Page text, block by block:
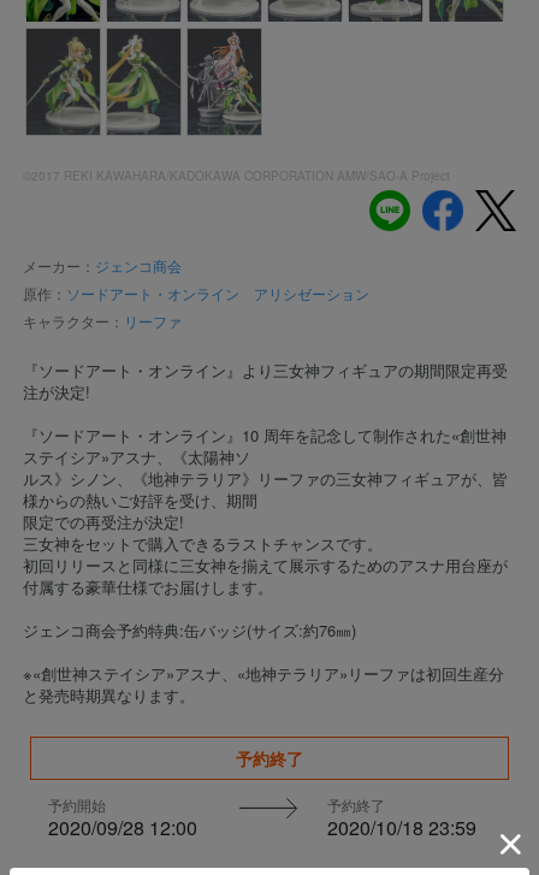
©2017 REKI KAWAHARA/KADOKAWA CORPORATION AMW/SAO-A Project
メーカー： ジェンコ商会
原作： ソードアート・オンライン アリシゼーション
キャラクター： リーファ
『ソードアート・オンライン』より三女神フィギュアの期間限定再受
注が決定!
『ソードアート・オンライン』10 周年を記念して制作された«創世神
ステイシア»アスナ、《太陽神ソ
ルス》シノン、《地神テラリア》リーファの三女神フィギュアが、皆
様からの熱いご好評を受け、期間
限定での再受注が決定!
三女神をセットで購入できるラストチャンスです。
初回リリースと同様に三女神を揃えて展示するためのアスナ用台座が
付属する豪華仕様でお届けします。
ジェンコ商会予約特典:缶バッジ(サイズ:約76㎜)
※«創世神ステイシア»アスナ、«地神テラリア»リーファは初回生産分
と発売時期異なります。
予約終了
予約開始
2020/09/28 12:00
予約終了
2020/10/18 23:59